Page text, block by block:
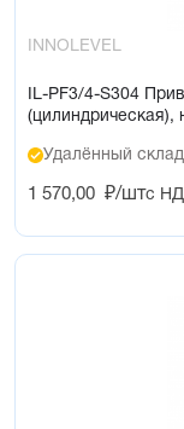
INNOLEVEL
IL-PF3/4-S304
(цилиндрическая),
Удалённый
1 570,00 ₽/штс